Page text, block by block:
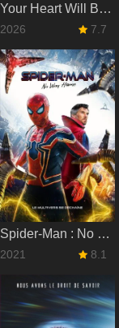
Your Heart Will Be Broken
2026 7.7
Spider-Man : No Way Home
2021 8.1